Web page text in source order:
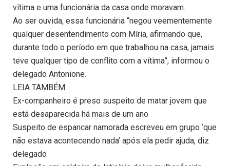
vítima e uma funcionária da casa onde moravam.
Ao ser ouvida, essa funcionária “negou veementemente
qualquer desentendimento com Míria, afirmando que,
durante todo o período em que trabalhou na casa, jamais
teve qualquer tipo de conflito com a vítima”, informou o
delegado Antonione.
LEIA TAMBÉM
Ex-companheiro é preso suspeito de matar jovem que
está desaparecida há mais de um ano
Suspeito de espancar namorada escreveu em grupo ‘que
não estava acontecendo nada’ após ela pedir ajuda, diz
delegado